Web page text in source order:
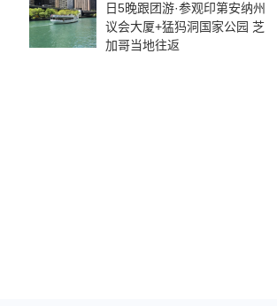
日5晚跟团游·参观印第安纳州
议会大厦+猛犸洞国家公园 芝
加哥当地往返